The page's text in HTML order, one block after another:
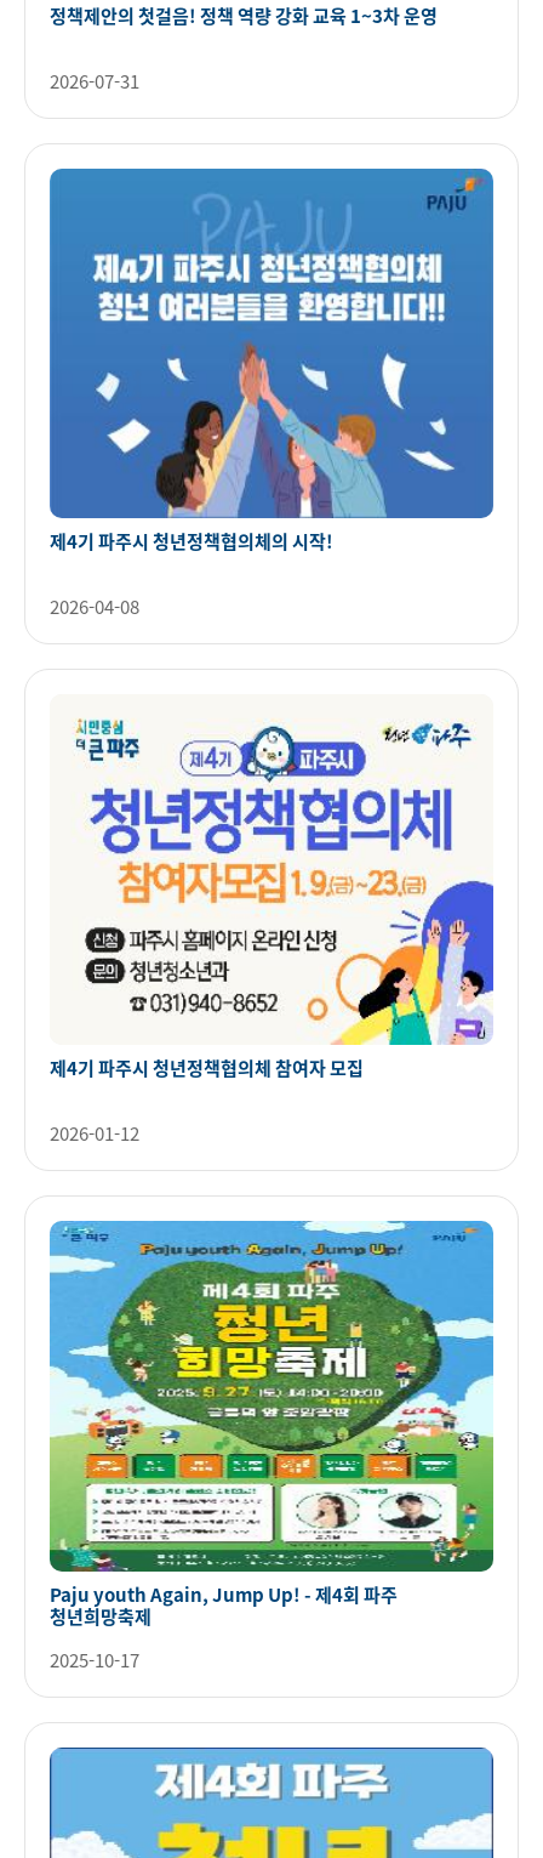
정책제안의 첫걸음! 정책 역량 강화 교육 1~3차 운영
2026-07-31
제4기 파주시 청년정책협의체의 시작!
2026-04-08
제4기 파주시 청년정책협의체 참여자 모집
2026-01-12
Paju youth Again, Jump Up! - 제4회 파주
청년희망축제
2025-10-17